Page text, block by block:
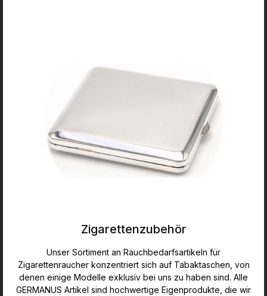
Zigarettenzubehör
Unser Sortiment an Rauchbedarfsartikeln für
Zigarettenraucher konzentriert sich auf Tabaktaschen, von
denen einige Modelle exklusiv bei uns zu haben sind. Alle
GERMANUS Artikel sind hochwertige Eigenprodukte, die wir